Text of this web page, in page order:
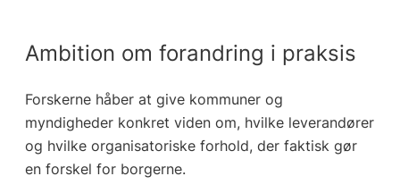
Ambition om forandring i praksis
Forskerne håber at give kommuner og
myndigheder konkret viden om, hvilke leverandører
og hvilke organisatoriske forhold, der faktisk gør
en forskel for borgerne.